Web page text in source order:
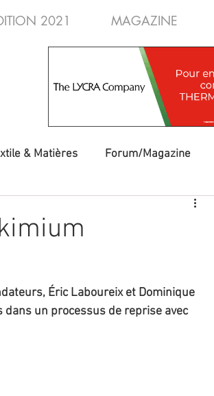
2021 MAGAZINE
& Matières Forum/Magazine
Éric Laboureix et Dominique
dans un processus de reprise avec